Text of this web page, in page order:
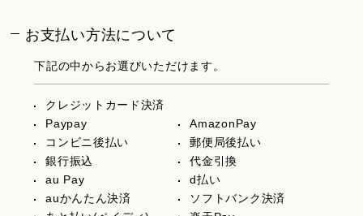
お支払い方法について
下記の中からお選びいただけます。
クレジットカード決済
Paypay
AmazonPay
コンビニ後払い
郵便局後払い
銀行振込
代金引換
au Pay
d払い
auかんたん決済
ソフトバンク決済